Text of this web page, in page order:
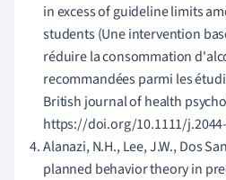
in excess of guideline limits
students (Une intervention
réduire la consommation
recommandées parmi les
British journal of health
https://doi.org/10.1111/
Alanazi, N.H., Lee, J.W., Dos
planned behavior theory in